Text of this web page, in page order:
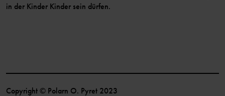
in der Kinder Kinder sein dürfen.
Copyright © Polarn O. Pyret 2023